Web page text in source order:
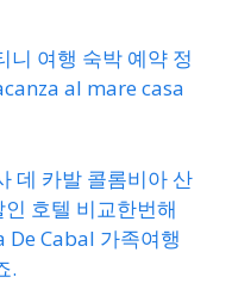
니 여행 숙박 예약 정
al mare casa
데 카발 콜롬비아 산
호텔 비교한번해
De Cabal 가족여행
.